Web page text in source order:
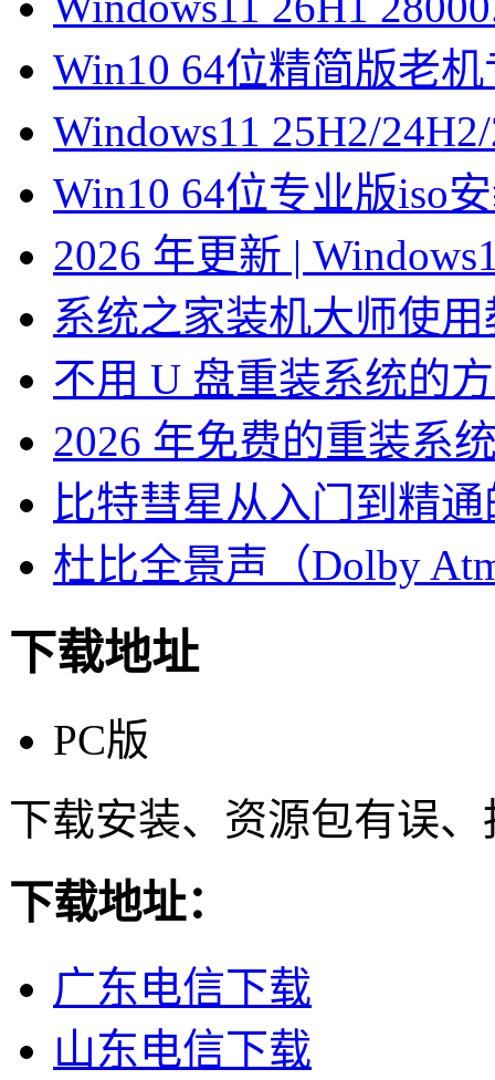
Win10 64位精简版老
Windows11 25H2/
Win10 64位专业版iso
2026 年更新 |
系统之家装机大师使
不用 U 盘重装系统的
2026 年免费的重装系
比特彗星从入门到精
杜比全景声（Dolby
下载地址
PC版
下载安装、资源包有误
下载地址：
广东电信下载
山东电信下载